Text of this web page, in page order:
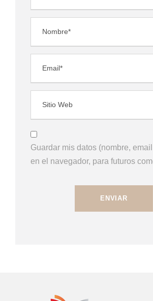
Guardar mis datos (nombre,
en el navegador, para futuros